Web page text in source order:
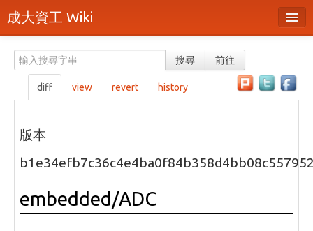
成大資工 Wiki
分類
隨機頁面
最近活動
上傳檔案
頁面原始檔
搜尋 前往
diff view revert history
版本
embedded/ADC